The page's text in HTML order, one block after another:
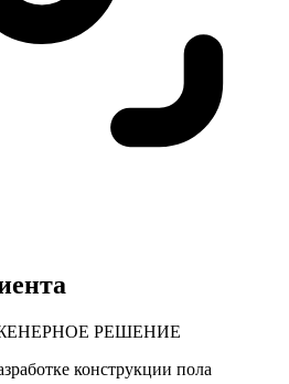
РЕШЕНИЕ
конструкции пола